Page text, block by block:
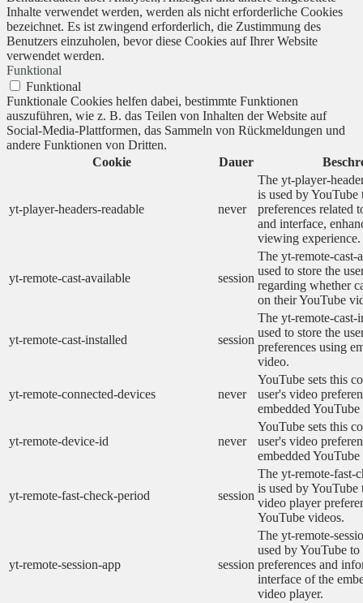
Inhalte verwendet werden, werden als nicht erforderliche Cookies
bezeichnet. Es ist zwingend erforderlich, die Zustimmung des
Benutzers einzuholen, bevor diese Cookies auf Ihrer Website
verwendet werden.
Funktional
Funktional
Funktionale Cookies helfen dabei, bestimmte Funktionen
auszuführen, wie z. B. das Teilen von Inhalten der Website auf
Social-Media-Plattformen, das Sammeln von Rückmeldungen und
andere Funktionen von Dritten.
Cookie
Dauer
yt-player-headers-readable never
The yt-player-
is used by YouTube
preferences related
and interface,
viewing experience.
yt-remote-cast-available session
The yt-remote-cast-
used to store the
regarding whether
on their YouTube
yt-remote-cast-installed session
The yt-remote-cast-
used to store the
preferences using
video.
yt-remote-connected-devices never
YouTube sets this
user's video
embedded
yt-remote-device-id never
YouTube sets this
user's video
embedded
yt-remote-fast-check-period session
The yt-remote-fast-
is used by YouTube
video player
YouTube videos.
yt-remote-session-app session
The yt-remote-
used by YouTube to
preferences and
interface of the
video player.